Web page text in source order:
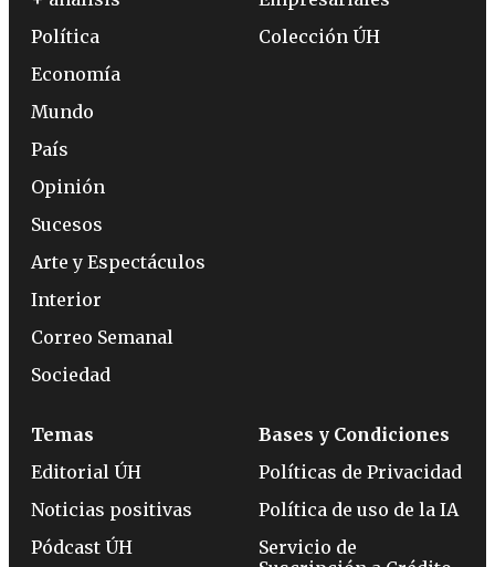
Política
Economía
Mundo
País
Opinión
Sucesos
Arte y Espectáculos
Interior
Correo Semanal
Sociedad
Colección ÚH
Temas
Editorial ÚH
Noticias positivas
Pódcast ÚH
Bases y Condiciones
Políticas de Privacidad
Política de uso de la IA
Servicio de